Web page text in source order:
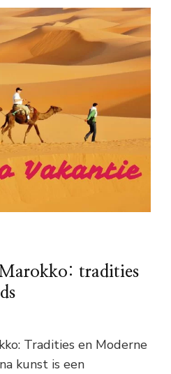
tradities
Tradities en Moderne
kunst is een